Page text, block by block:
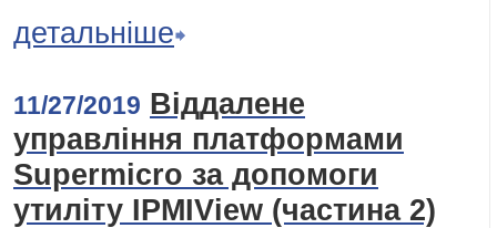
детальніше
11/27/2019 Віддалене
управління платформами
Supermicro за допомоги
утиліту ІРМІView (частина 2)